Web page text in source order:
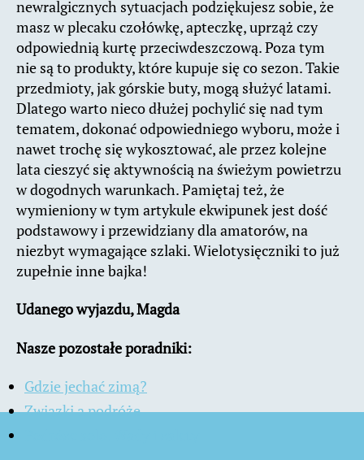
newralgicznych sytuacjach podziękujesz sobie, że
masz w plecaku czołówkę, apteczkę, uprząż czy
odpowiednią kurtę przeciwdeszczową. Poza tym
nie są to produkty, które kupuje się co sezon. Takie
przedmioty, jak górskie buty, mogą służyć latami.
Dlatego warto nieco dłużej pochylić się nad tym
tematem, dokonać odpowiedniego wyboru, może i
nawet trochę się wykosztować, ale przez kolejne
lata cieszyć się aktywnością na świeżym powietrzu
w dogodnych warunkach. Pamiętaj też, że
wymieniony w tym artykule ekwipunek jest dość
podstawowy i przewidziany dla amatorów, na
niezbyt wymagające szlaki. Wielotysięczniki to już
zupełnie inne bajka!
Udanego wyjazdu, Magda
Nasze pozostałe poradniki:
Gdzie jechać zimą?
Związki a podróże